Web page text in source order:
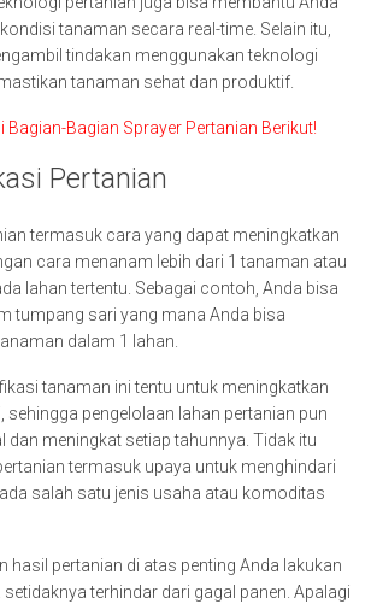
tanaman secara real-time. Selain itu,
tindakan menggunakan teknologi
tanaman sehat dan produktif.
Bagian-Bagian Sprayer Pertanian Berikut!
Pertanian
termasuk cara yang dapat meningkatkan
cara menanam lebih dari 1 tanaman atau
lahan tertentu. Sebagai contoh, Anda bisa
tumpang sari yang mana Anda bisa
dalam 1 lahan.
tanaman ini tentu untuk meningkatkan
sehingga pengelolaan lahan pertanian pun
dan meningkat setiap tahunnya. Tidak itu
termasuk upaya untuk menghindari
salah satu jenis usaha atau komoditas
hasil pertanian di atas penting Anda lakukan
terhindar dari gagal panen. Apalagi